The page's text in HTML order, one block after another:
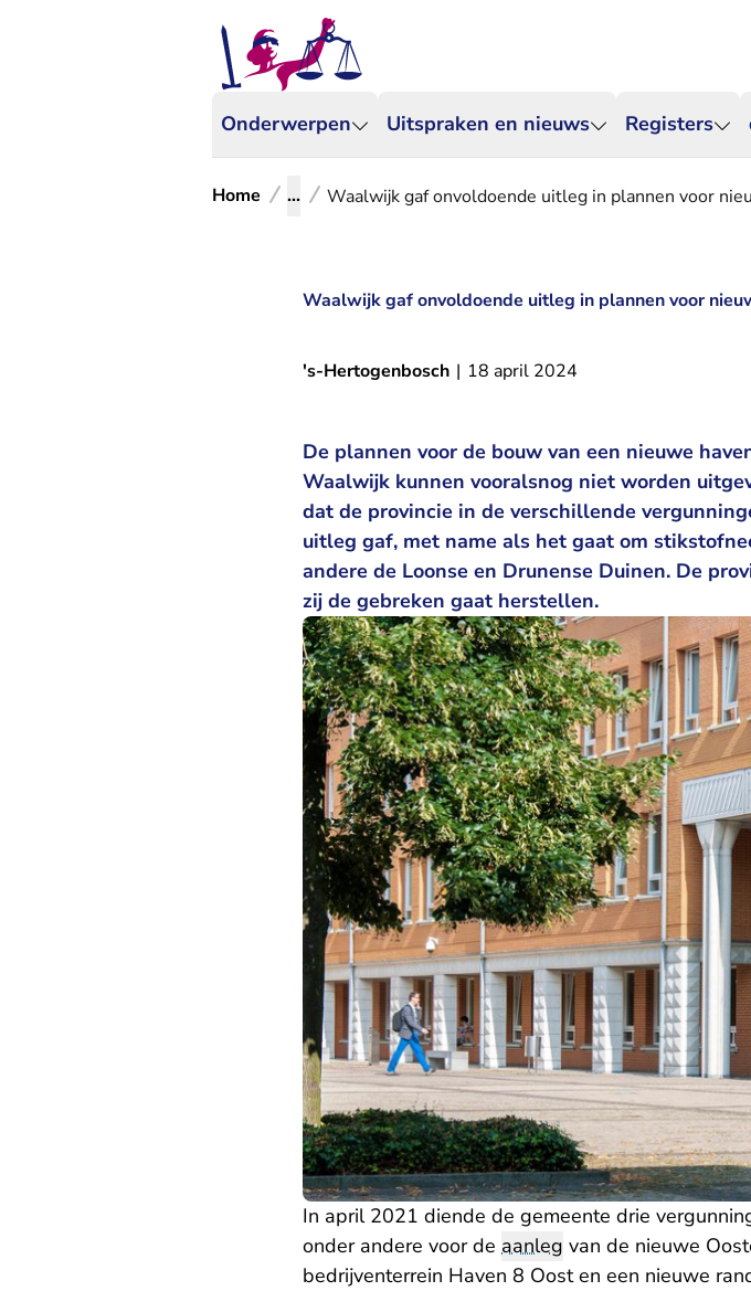
Onderwerpen Uitspraken en nieuws Registers
Home ... Waalwijk gaf onvoldoende uitleg in plannen voor
Waalwijk gaf onvoldoende uitleg in plannen voor
's-Hertogenbosch | 18 april 2024
De plannen voor de bouw van een nieuwe
Waalwijk kunnen vooralsnog niet worden
dat de provincie in de verschillende
uitleg gaf, met name als het gaat om
andere de Loonse en Drunense Duinen. De
zij de gebreken gaat herstellen.
In april 2021 diende de gemeente drie
onder andere voor de aanleg van de nieuwe
bedrijventerrein Haven 8 Oost en een nieuwe